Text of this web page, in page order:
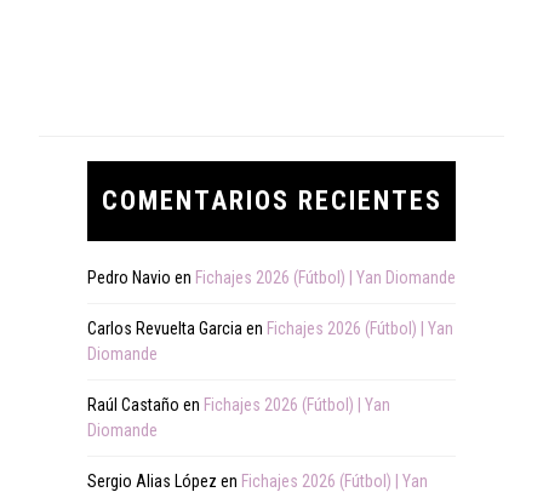
COMENTARIOS RECIENTES
Pedro Navio en Fichajes 2026 (Fútbol) | Yan Diomande
Carlos Revuelta Garcia en Fichajes 2026 (Fútbol) | Yan
Diomande
Raúl Castaño en Fichajes 2026 (Fútbol) | Yan
Diomande
Sergio Alias López en Fichajes 2026 (Fútbol) | Yan